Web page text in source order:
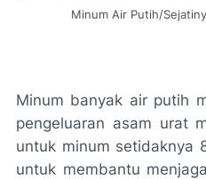
Minum Air Putih/
Minum banyak air putih
pengeluaran asam urat
untuk minum setidaknya
untuk membantu